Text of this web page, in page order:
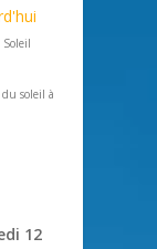
Soleil
soleil à
12